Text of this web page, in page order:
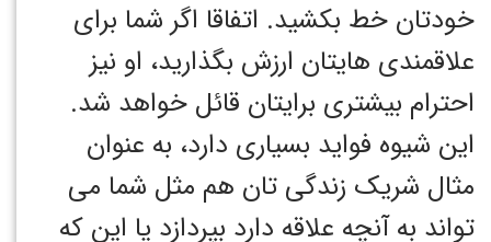
خودتان خط بکشید. اتفاقا اگر شما برای
علاقمندی هایتان ارزش بگذارید، او نیز
احترام بیشتری برایتان قائل خواهد شد.
این شیوه فواید بسیاری دارد، به عنوان
مثال شریک زندگی تان هم مثل شما می
تواند به آنچه علاقه دارد بپردازد یا این که